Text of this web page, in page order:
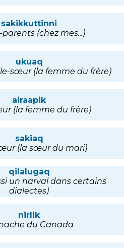
sakikkuttinni
(chez mes...)
ukuaq
sœur (la femme du frère)
airaapik
(la femme du frère)
sakiaq
(la sœur du mari)
qilalugaq
un narval dans certains
dialectes)
nirlik
du Canada